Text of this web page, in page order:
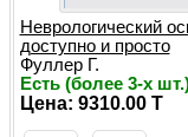
Неврологический
доступно и просто
Фуллер Г.
Есть (более 3-х
Цена: 9310.00 T